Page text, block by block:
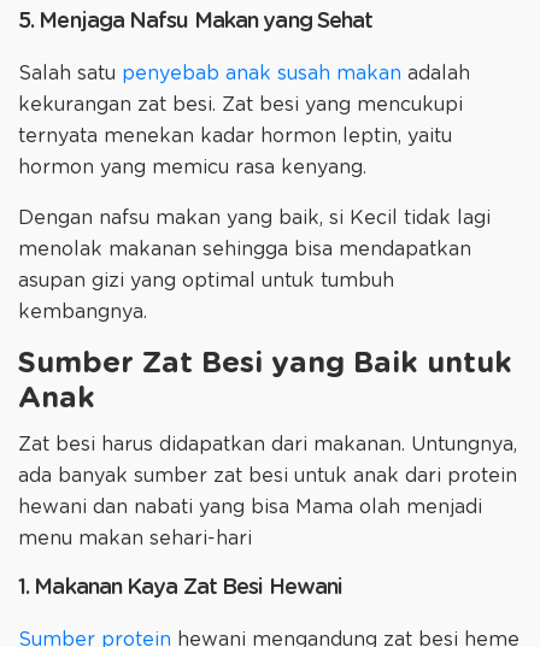
5. Menjaga Nafsu Makan yang Sehat
Salah satu penyebab anak susah makan adalah
kekurangan zat besi. Zat besi yang mencukupi
ternyata menekan kadar hormon leptin, yaitu
hormon yang memicu rasa kenyang.
Dengan nafsu makan yang baik, si Kecil tidak lagi
menolak makanan sehingga bisa mendapatkan
asupan gizi yang optimal untuk tumbuh
kembangnya.
Sumber Zat Besi yang Baik untuk
Anak
Zat besi harus didapatkan dari makanan. Untungnya,
ada banyak sumber zat besi untuk anak dari protein
hewani dan nabati yang bisa Mama olah menjadi
menu makan sehari-hari
1. Makanan Kaya Zat Besi Hewani
Sumber protein hewani mengandung zat besi heme